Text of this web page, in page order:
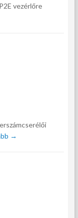
vezérlőre
→